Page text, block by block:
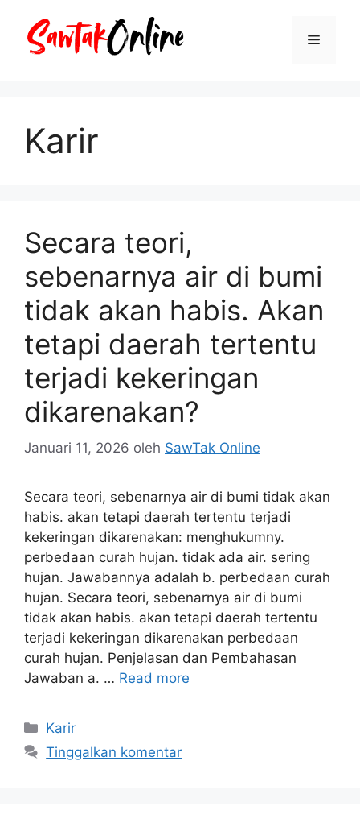
Menu
Karir
Secara teori,
sebenarnya air di bumi
tidak akan habis. Akan
tetapi daerah tertentu
terjadi kekeringan
dikarenakan?
Januari 11, 2026 oleh SawTak Online
Secara teori, sebenarnya air di bumi tidak akan
habis. akan tetapi daerah tertentu terjadi
kekeringan dikarenakan: menghukumny.
perbedaan curah hujan. tidak ada air. sering
hujan. Jawabannya adalah b. perbedaan curah
hujan. Secara teori, sebenarnya air di bumi
tidak akan habis. akan tetapi daerah tertentu
terjadi kekeringan dikarenakan perbedaan
curah hujan. Penjelasan dan Pembahasan
Jawaban a. … Read more
Kategori
Karir
Tinggalkan komentar